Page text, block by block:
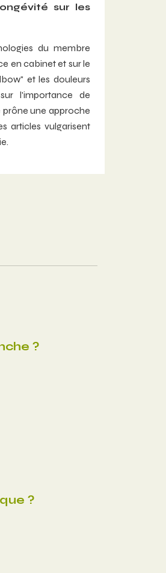
sur les
du membre
en cabinet et sur le
et les douleurs
l'importance de
prône une approche
articles vulgarisent
?
?